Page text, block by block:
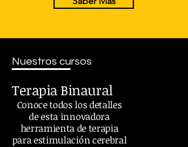
Nuestros cursos
Terapia Binaural
Conoce todos los detalles
de esta innovadora
herramienta de terapia
para estimulación cerebral